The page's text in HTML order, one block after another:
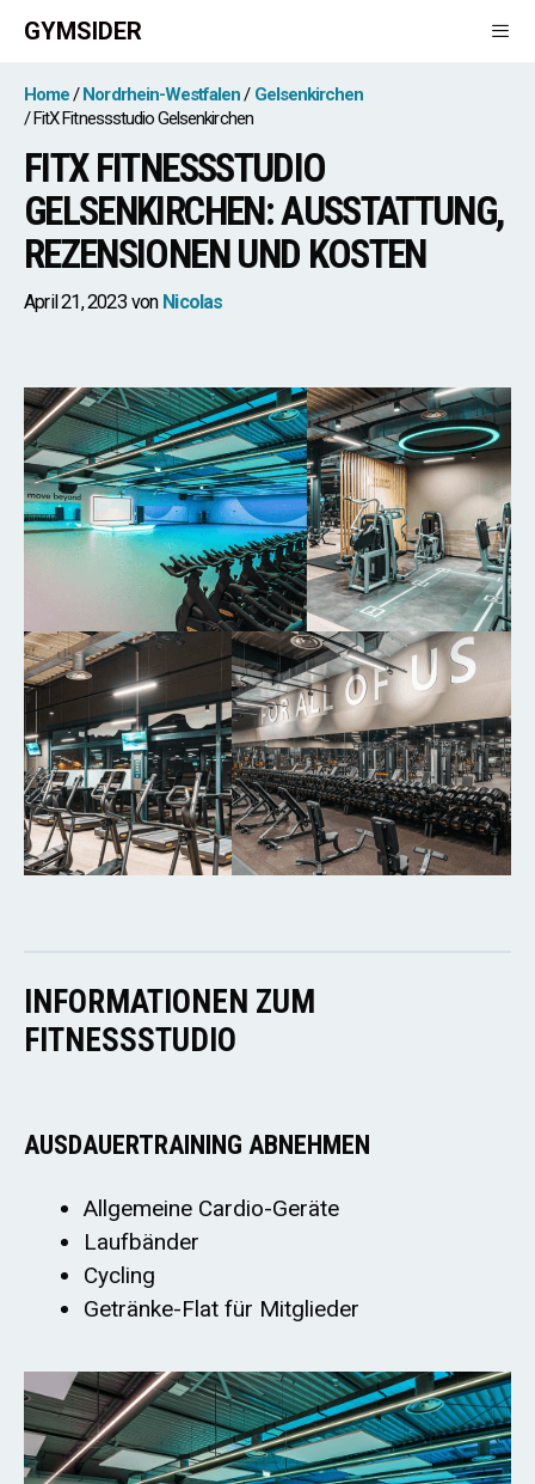
Zum
Inhalt
springen
GYMSIDER
Home Nordrhein-Westfalen
Gelsenkirchen
FitX Fitnessstudio Gelsenkirchen
FITX FITNESSSTUDIO
GELSENKIRCHEN: AUSSTATTUNG,
REZENSIONEN UND KOSTEN
April 21, 2023 von Nicolas
INFORMATIONEN ZUM
FITNESSSTUDIO
AUSDAUERTRAINING ABNEHMEN
Allgemeine Cardio-Geräte
Laufbänder
Cycling
Getränke-Flat für Mitglieder